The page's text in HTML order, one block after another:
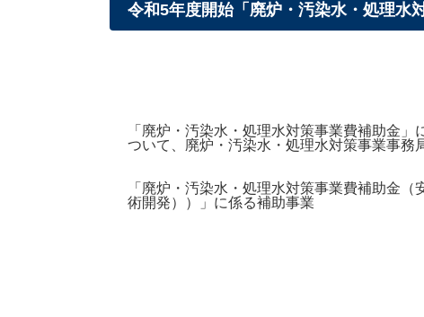
令和5年度開始「廃炉・汚染水・処理水
「廃炉・汚染水・処理水対策事業費補助金
ついて、廃炉・汚染水・処理水対策事業事務
「廃炉・汚染水・処理水対策事業費補助金
術開発））」に係る補助事業